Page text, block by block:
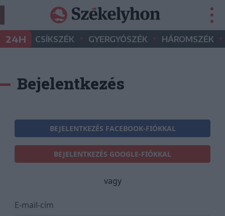
24H CSÍKSZÉK • GYERGYÓSZÉK • HÁROMSZÉK •
Bejelentkezés
BEJELENTKEZÉS FACEBOOK-FIÓKKAL
BEJELENTKEZÉS GOOGLE-FIÓKKAL
vagy
E-mail-cím